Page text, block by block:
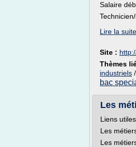
Salaire
Lire la suite
Site :
Thèmes
industriels /
bac
Les
Liens utiles
Les
Les